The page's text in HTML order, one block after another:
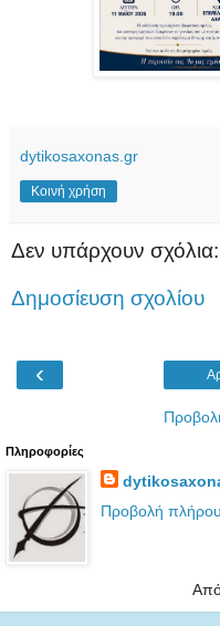
dytikosaxonas.gr
Κοινή χρήση
Δεν υπάρχουν σχόλια:
Δημοσίευση σχολίου
‹
Πληροφορίες
Προβολή